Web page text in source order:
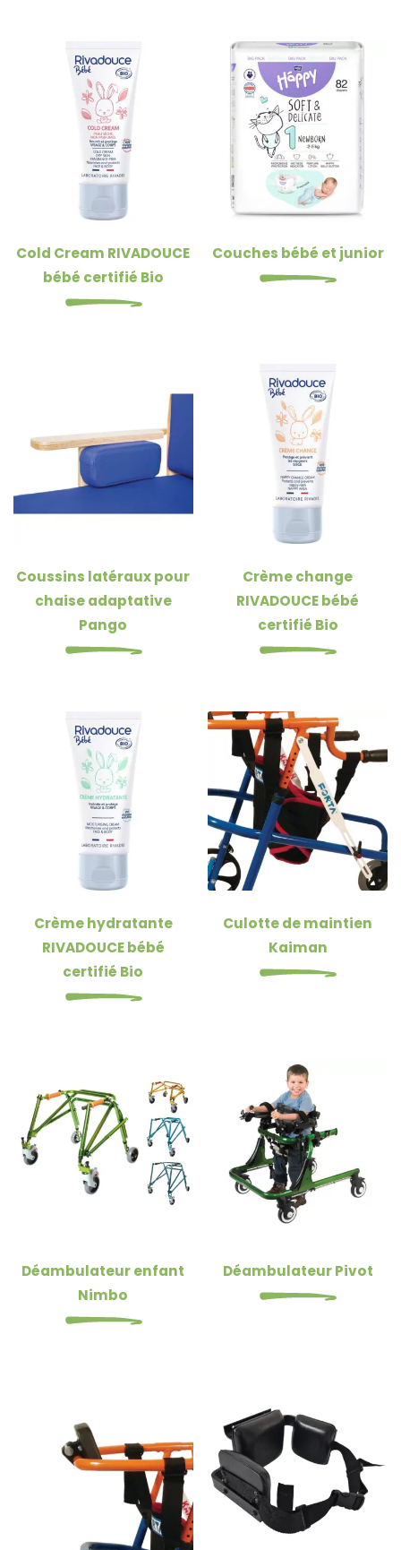
Cold Cream RIVADOUCE
bébé certifié Bio
Couches bébé et junior
Coussins latéraux pour
chaise adaptative
Pango
Crème change
RIVADOUCE bébé
certifié Bio
Crème hydratante
RIVADOUCE bébé
certifié Bio
Culotte de maintien
Kaiman
Déambulateur enfant
Nimbo
Déambulateur Pivot